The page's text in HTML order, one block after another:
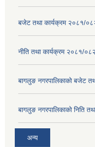
बजेट तथा कार्यक्रम २०८१/
नीति तथा कार्यक्रम २०८१/०८२
बागलुङ नगरपालिकाको बजेट
बागलुङ नगरपालिकाको निति
अन्य